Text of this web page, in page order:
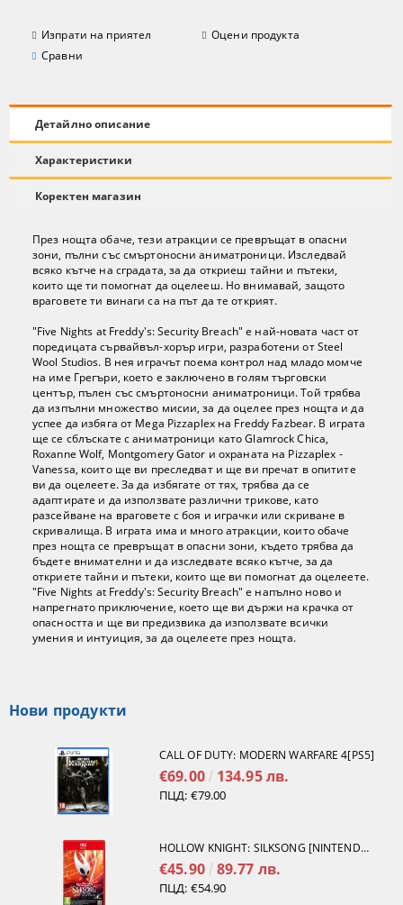
Изпрати на приятел
Оцени продукта
Сравни
Детайлно описание
Характеристики
Коректен магазин
През нощта обаче, тези атракции се превръщат в опасни
зони, пълни със смъртоносни аниматроници. Изследвай
всяко кътче на сградата, за да откриеш тайни и пътеки,
които ще ти помогнат да оцелееш. Но внимавай, защото
враговете ти винаги са на път да те открият.
"Five Nights at Freddy's: Security Breach" е най-новата част от
поредицата сървайвъл-хорър игри, разработени от Steel
Wool Studios. В нея играчът поема контрол над младо момче
на име Грегъри, което е заключено в голям търговски
център, пълен със смъртоносни аниматроници. Той трябва
да изпълни множество мисии, за да оцелее през нощта и да
успее да избяга от Mega Pizzaplex на Freddy Fazbear. В играта
ще се сблъскате с аниматроници като Glamrock Chica,
Roxanne Wolf, Montgomery Gator и охраната на Pizzaplex -
Vanessa, които ще ви преследват и ще ви пречат в опитите
ви да оцелеете. За да избягате от тях, трябва да се
адаптирате и да използвате различни трикове, като
разсейване на враговете с боя и играчки или скриване в
скривалища. В играта има и много атракции, които обаче
през нощта се превръщат в опасни зони, където трябва да
бъдете внимателни и да изследвате всяко кътче, за да
откриете тайни и пътеки, които ще ви помогнат да оцелеете.
"Five Nights at Freddy's: Security Breach" е напълно ново и
напрегнато приключение, което ще ви държи на крачка от
опасността и ще ви предизвика да използвате всички
умения и интуиция, за да оцелеете през нощта.
Нови продукти
CALL OF DUTY: MODERN WARFARE 4[PS5]
€69.00 134.95 лв.
ПЦД: €79.00
HOLLOW KNIGHT: SILKSONG [NINTENDO SWITCH 2]
€45.90 89.77 лв.
ПЦД: €54.90